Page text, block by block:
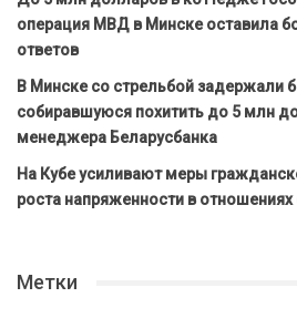
операция МВД в Минске оставила
ответов
В Минске со стрельбой задержали
собиравшуюся похитить до 5 млн
менеджера Беларусбанка
На Кубе усиливают меры
роста напряженности в
Метки